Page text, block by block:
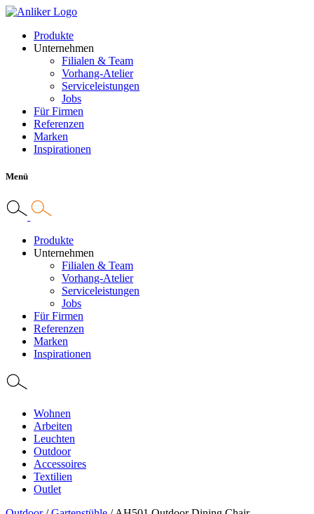
Produkte
Unternehmen
Filialen & Team
Vorhang-Atelier
Serviceleistungen
Jobs
Für Firmen
Referenzen
Marken
Inspirationen
Menü
Produkte
Unternehmen
Filialen & Team
Vorhang-Atelier
Serviceleistungen
Jobs
Für Firmen
Referenzen
Marken
Inspirationen
Wohnen
Arbeiten
Leuchten
Outdoor
Accessoires
Textilien
Outlet